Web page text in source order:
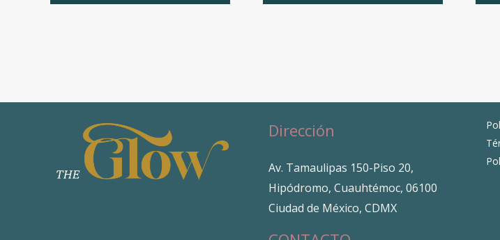
Dirección
Av. Tamaulipas 150-Piso 20,
Hipódromo, Cuauhtémoc, 06100
Ciudad de México, CDMX